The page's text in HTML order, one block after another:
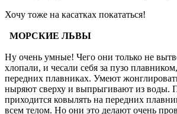
Хочу тоже на касатках покататься!
МОРСКИЕ ЛЬВЫ
Ну очень умные! Чего они только не
хлопали, и чесали себя за пузо
передних плавниках. Умеют
ныряют сверху и выпрыгивают из воды.
приходится ковылять на передних
всем телом. Но они это делают очень